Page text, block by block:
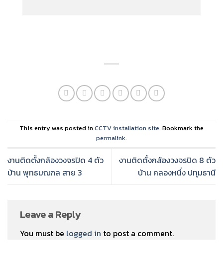
This entry was posted inCCTV installation site. Bookmark the
permalink.
งานติดตั้งกล้องวงจรปิด 4 ตัว
บ้าน พุทธมณฑล สาย 3
งานติดตั้งกล้องวงจรปิด 8 ตัว
บ้าน คลองหนึ่ง ปทุมธานี
Leave a Reply
You must be logged in to post a comment.